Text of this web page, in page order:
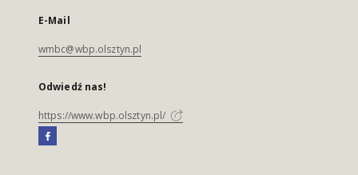
E-Mail
wmbc@wbp.olsztyn.pl
Odwiedź nas!
https://www.wbp.olsztyn.pl/